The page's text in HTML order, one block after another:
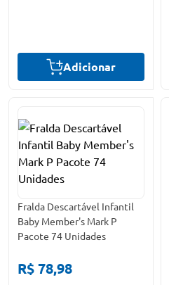
Adicionar
Fralda Descartável Infantil
Baby Member's Mark P
Pacote 74 Unidades
R$ 78,98